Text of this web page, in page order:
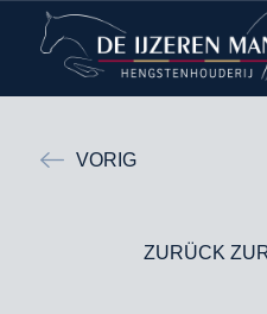
VORIG
ZURÜCK